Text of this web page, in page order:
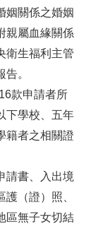
姻關係之婚姻
親屬血緣關係
衛生福利主管
。
款申請者所
下學校、五年
籍者之相關證
請書、入出境
（證）照、
區無子女切結